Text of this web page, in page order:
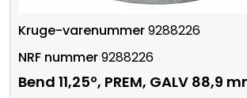
9288226
9288226
Bend 11,25º, PREM, GALV 88,9